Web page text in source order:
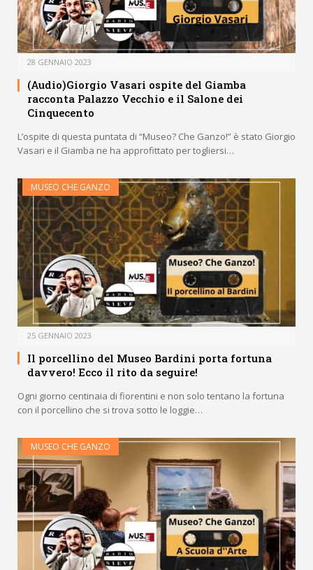
28 GENNAIO 2023
(Audio)Giorgio Vasari ospite del Giamba
racconta Palazzo Vecchio e il Salone dei
Cinquecento
L’ospite di questa puntata di “Museo? Che Ganzo!” è stato Giorgio
Vasari e il Giamba ne ha approfittato per togliersi…
MUSEO CHE GANZO
25 GENNAIO 2023
Il porcellino del Museo Bardini porta fortuna
davvero! Ecco il rito da seguire!
Ogni giorno centinaia di fiorentini e non solo tentano la fortuna
con il porcellino che si trova sotto le loggie…
MUSEO CHE GANZO